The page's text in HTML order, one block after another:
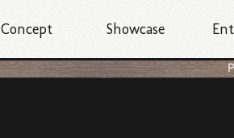
Concept Showcase